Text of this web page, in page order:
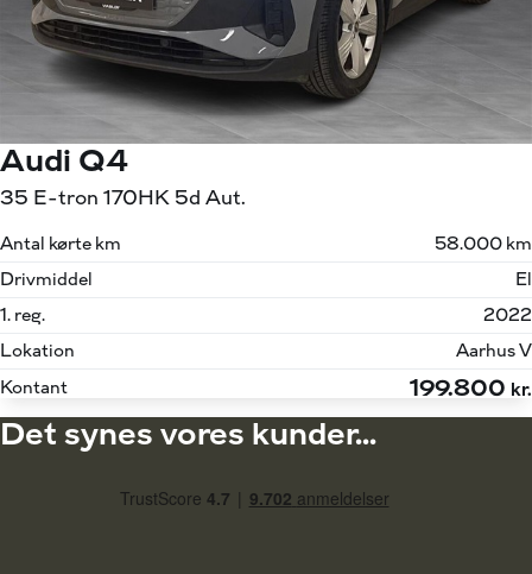
Audi Q4
35 E-tron 170HK 5d Aut.
Antal kørte km
58.000 km
Drivmiddel
El
1. reg.
2022
Lokation
Aarhus V
Kontant
199.800 kr.
Det synes vores kunder...